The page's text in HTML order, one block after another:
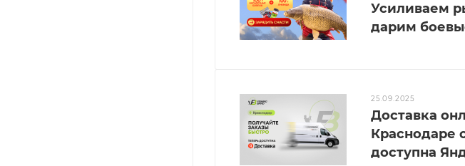
Усиливаем
дарим
25.09.2025
Доставка
Краснодаре
доступна